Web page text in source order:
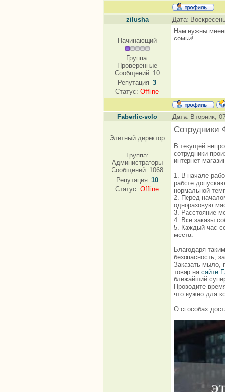
zilusha Дата:
Начинающий
Группа:
Проверенные
Сообщений: 10
Репутация: 3
Статус: Offline
Нам нужны
семьи!
Faberlic-solo Дата: Вторник,
Элитный директор
Группа:
Администраторы
Сообщений: 1068
Репутация: 10
Статус: Offline
Сотрудники
В текущей
сотрудники
интернет-
1. В начале
работе
нормальной
2. Перед
одноразовую
3. Расстояние
4. Все заказы
5. Каждый час
места.
Благодаря
безопасность,
Заказать мыло,
товар на сайте
ближайший
Проводите
что нужно для
О способах